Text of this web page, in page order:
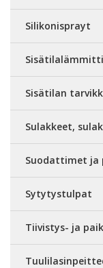
Silikonisprayt
Sisätilan
Sulakkeet,
Suodattimet
Sytytystulpat
Tiivistys- ja